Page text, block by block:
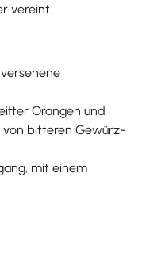
vereint.
Orangen und
von bitteren Gewürz-
mit einem